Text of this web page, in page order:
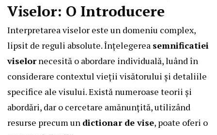
Viselor: O Introducere
Interpretarea viselor este un domeniu complex,
lipsit de reguli absolute. Înțelegerea semnificatiei
viselornecesită o abordare individuală, luând în
considerare contextul vieții visătorului și detaliile
specifice ale visului. Există numeroase teorii și
abordări, dar o cercetare amănunțită, utilizând
resurse precum un dictionar de vise, poate oferi o